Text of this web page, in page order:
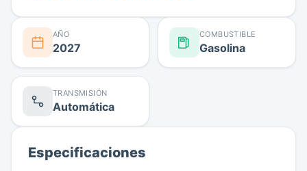
AÑO
2027
COMBUSTIBLE
Gasolina
TRANSMISIÓN
Automática
Especificaciones